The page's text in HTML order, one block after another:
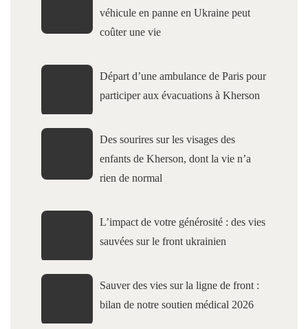
véhicule en panne en Ukraine peut
coûter une vie
Départ d’une ambulance de Paris pour
participer aux évacuations à Kherson
Des sourires sur les visages des
enfants de Kherson, dont la vie n’a
rien de normal
L’impact de votre générosité : des vies
sauvées sur le front ukrainien
Sauver des vies sur la ligne de front :
bilan de notre soutien médical 2026